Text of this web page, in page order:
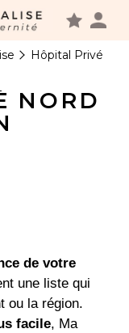
Hôpital Privé
NORD
de votre
une liste qui
ou la région.
facile, Ma